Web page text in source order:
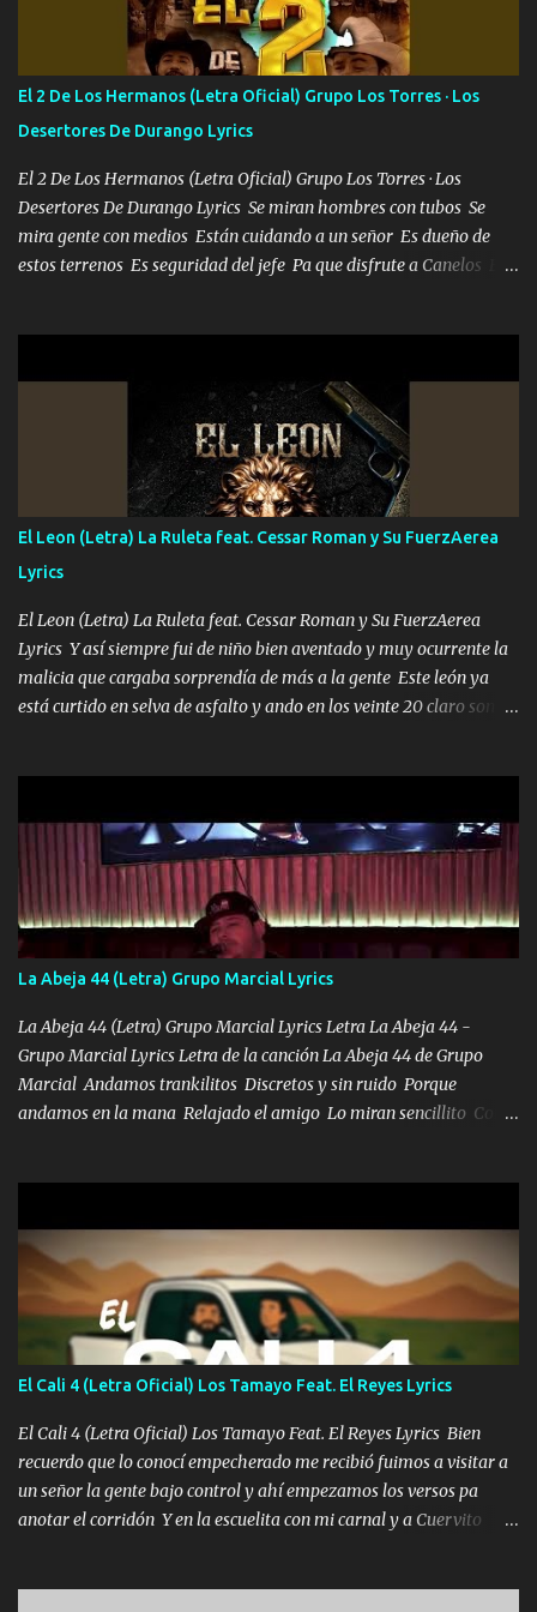
más brilla, lo ves Pa' mi la vida es tan sencilla No lo entenderías en
tu vida, y está bien Porque lo que tengo nadie lo tiene Una me está
escribiendo y la otra me va a llamar Quiere que vaya a verla y que
la invite a cenar Otras más me están pidiendo que las saque a
bailar Pero es que tengo un par de conciertos más que llenar Se
mueven solo por el interés P...
El 2 De Los Hermanos (Letra Oficial) Grupo Los Torres · Los
Desertores De Durango Lyrics
El 2 De Los Hermanos (Letra Oficial) Grupo Los Torres · Los
Desertores De Durango Lyrics Se miran hombres con tubos Se
mira gente con medios Están cuidando a un señor Es dueño de
estos terrenos Es seguridad del jefe Pa que disfrute a Canelos Es
ni tampoco las mujeres porque es platica de grandes por eso hay
que estar alegres doy las instrucciones para atender los deberes
Música Si es que salta algún problema de confianza tengo gente
ahí está el Hombre Cuarenta y también Pariente 7 arreglan
cualquier problema no más es cuestión que ordené NOS HACE
FALTA UN HERMANO DE CLAVE ERA EL 24 SIEMPRE FUE UN
HOMBRE VALIENTE POR ALGO M'URIÓ PELEAND0 SIEMPRE
VIO POR LA FAMILIA PARA QUE SIGA EL LEGADO Es el DOS de
los HERMANOS un cerebro inteligente y com...
El Leon (Letra) La Ruleta feat. Cessar Roman y Su FuerzAerea
Lyrics
El Leon (Letra) La Ruleta feat. Cessar Roman y Su FuerzAerea
Lyrics Y así siempre fui de niño bien aventado y muy ocurrente la
malicia que cargaba sorprendía de más a la gente Este león ya
está curtido en selva de asfalto y ando en los veinte 20 claro son
pa más pues hay charola les voy a dar hasta topar pues no hay de
otra Música Surcando bien mi camino voy por mi línea no veo a
los lados aquel que no corre vuela no se me duerm voy chicoteado
Ya pasé varias hazañas ya tienen rato que me agarran el colmillo
de este León los estatales no sé esperaron Al tiro esta la PrimiZa
también la nueve que cargo al lado doy la mano al que su amigo y
al traicionero damos pa abajo Y No me paran aquí hay pa más
pues hay charola les voy a dar hasta topar pues no hay de otra...
La Abeja 44 (Letra) Grupo Marcial Lyrics
La Abeja 44 (Letra) Grupo Marcial Lyrics Letra La Abeja 44 -
Grupo Marcial Lyrics Letra de la canción La Abeja 44 de Grupo
Marcial Andamos trankilitos Discretos y sin ruido Porque
andamos en la mana Relajado el amigo Lo miran sencillito Con
coronamos Se jala los marciales Y sus guitarras ya van sonando
Un gallardo me prendo Para agarrar el vuelo y la mente y
tranquilizando Tomense un buen trago Y así es como empezamos
los versos que voy cantando (Music) A vido alta y bajas La carreta
se atora Pero nunca le aflojamos Ya me han pasado cosas Y
aunque ustedes no sepan Pero la vida es muy corta Hay que
echarle chingazos Y seguir trabajando porque nada es...
El Cali 4 (Letra Oficial) Los Tamayo Feat. El Reyes Lyrics
El Cali 4 (Letra Oficial) Los Tamayo Feat. El Reyes Lyrics Bien
recuerdo que lo conocí empecherado me recibió fuimos a visitar a
un señor la gente bajo control y ahí empezamos los versos pa
anotar el corridón Y en la escuelita con mi carnal y a Cuervito